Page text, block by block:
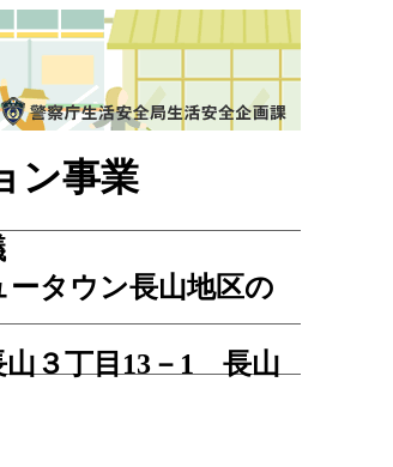
ン事業
ータウン長山地区の
山３丁目13－1 長山